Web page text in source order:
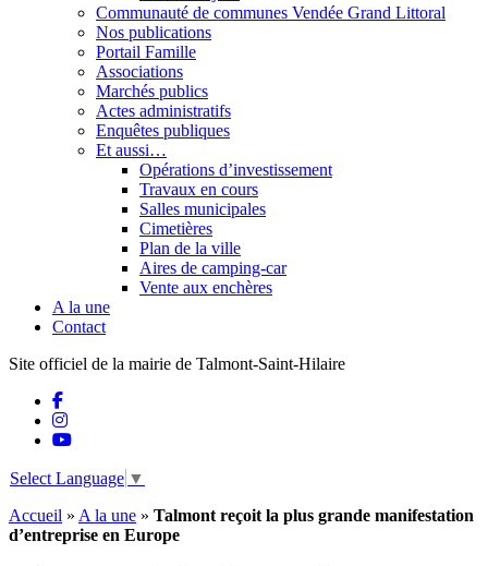
Communauté de communes Vendée Grand Littoral
Nos publications
Portail Famille
Associations
Marchés publics
Actes administratifs
Enquêtes publiques
Et aussi…
Opérations d’investissement
Travaux en cours
Salles municipales
Cimetières
Plan de la ville
Aires de camping-car
Vente aux enchères
A la une
Contact
Site officiel de la mairie de Talmont-Saint-Hilaire
Select Language ▼
Accueil » A la une » Talmont reçoit la plus grande manifestation
d’entreprise en Europe